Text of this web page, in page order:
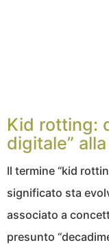
Kid rotting:
digitale”
Il termine “kid
significato sta
associato a
presunto